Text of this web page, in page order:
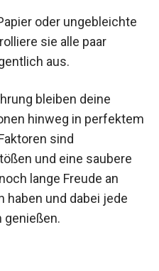
oder ungebleichte
sie alle paar
aus.
bleiben deine
hinweg in perfektem
sind
und eine saubere
lange Freude an
haben und dabei jede
genießen.